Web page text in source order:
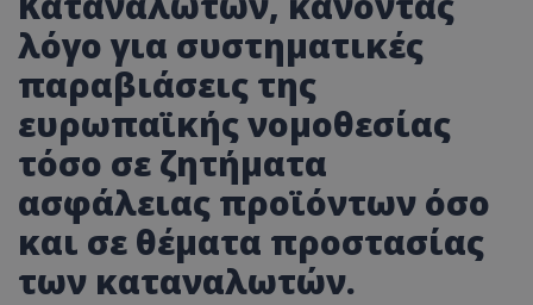
λόγο για συστηματικές
παραβιάσεις της
ευρωπαϊκής νομοθεσίας
τόσο σε ζητήματα
ασφάλειας προϊόντων όσο
και σε θέματα προστασίας
των καταναλωτών.